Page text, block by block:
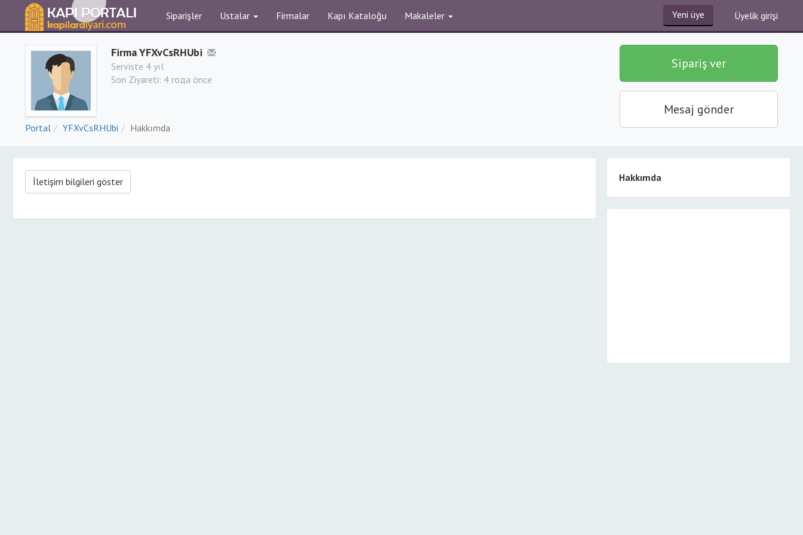
Siparişler Ustalar Firmalar Kapı Kataloğu Makaleler Yeni üye Üyelik girişi
Firma YFXvCsRHUbi
Serviste 4 yıl
Son Ziyareti: 4 года önce
Portal YFXvCsRHUbi Hakkımda
Sipariş ver
Mesaj gönder
İletişim bilgileri göster Hakkımda